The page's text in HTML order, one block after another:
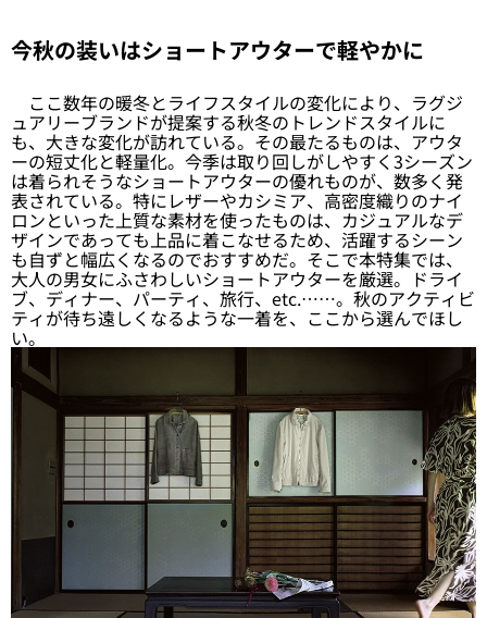
今秋の装いはショートアウターで軽やかに
ここ数年の暖冬とライフスタイルの変化により、ラグジ
ュアリーブランドが提案する秋冬のトレンドスタイルに
も、大きな変化が訪れている。その最たるものは、アウタ
ーの短丈化と軽量化。今季は取り回しがしやすく3シーズン
は着られそうなショートアウターの優れものが、数多く発
表されている。特にレザーやカシミア、高密度織りのナイ
ロンといった上質な素材を使ったものは、カジュアルなデ
ザインであっても上品に着こなせるため、活躍するシーン
も自ずと幅広くなるのでおすすめだ。そこで本特集では、
大人の男女にふさわしいショートアウターを厳選。ドライ
ブ、ディナー、パーティ、旅行、etc.……。秋のアクティビ
ティが待ち遠しくなるような一着を、ここから選んでほし
い。